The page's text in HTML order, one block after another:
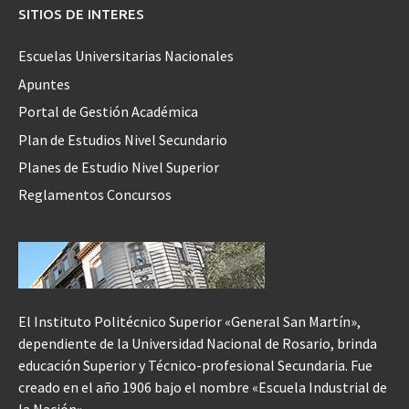
SITIOS DE INTERES
Escuelas Universitarias Nacionales
Apuntes
Portal de Gestión Académica
Plan de Estudios Nivel Secundario
Planes de Estudio Nivel Superior
Reglamentos Concursos
El Instituto Politécnico Superior «General San Martín»,
dependiente de la Universidad Nacional de Rosario, brinda
educación Superior y Técnico-profesional Secundaria. Fue
creado en el año 1906 bajo el nombre «Escuela Industrial de